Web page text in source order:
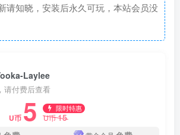
请知晓，安装后永久可玩，本站会员没
Laylee
请付费后查看
U币 5 限时特惠
U币15